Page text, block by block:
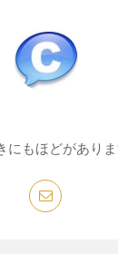
にもほどがありま